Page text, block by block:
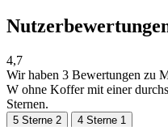
4,7
Wir haben 3 Bewertungen zu
W ohne Koffer mit einer
Sternen.
5 Sterne 2 4 Sterne 1